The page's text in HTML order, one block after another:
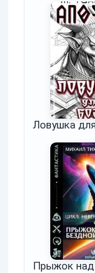
Ловушка
Прыжок